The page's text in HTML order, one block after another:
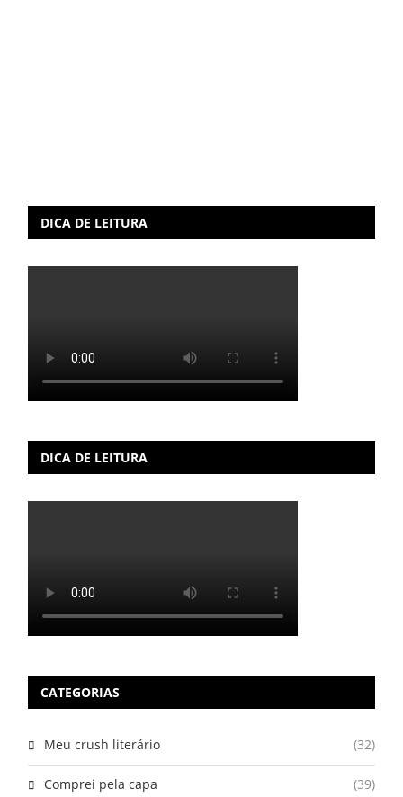
DICA DE LEITURA
DICA DE LEITURA
CATEGORIAS
Meu crush literário (32)
Comprei pela capa (39)